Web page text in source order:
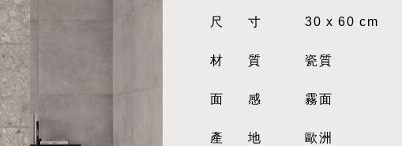
尺寸 30 x 60 cm
材質 瓷質
面感 霧面
產地 歐洲